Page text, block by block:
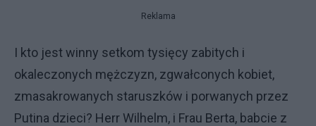
Reklama
I kto jest winny setkom tysięcy zabitych i
okaleczonych mężczyzn, zgwałconych kobiet,
zmasakrowanych staruszków i porwanych przez
Putina dzieci? Herr Wilhelm, i Frau Berta, babcie z